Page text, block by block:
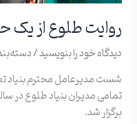
روایت طلوع از
دیدگاه‌ خود را بنویسید/
شست مدیرعامل محترم بنیاد
تمامی مدیران بنیاد طلوع
برگزار شد.